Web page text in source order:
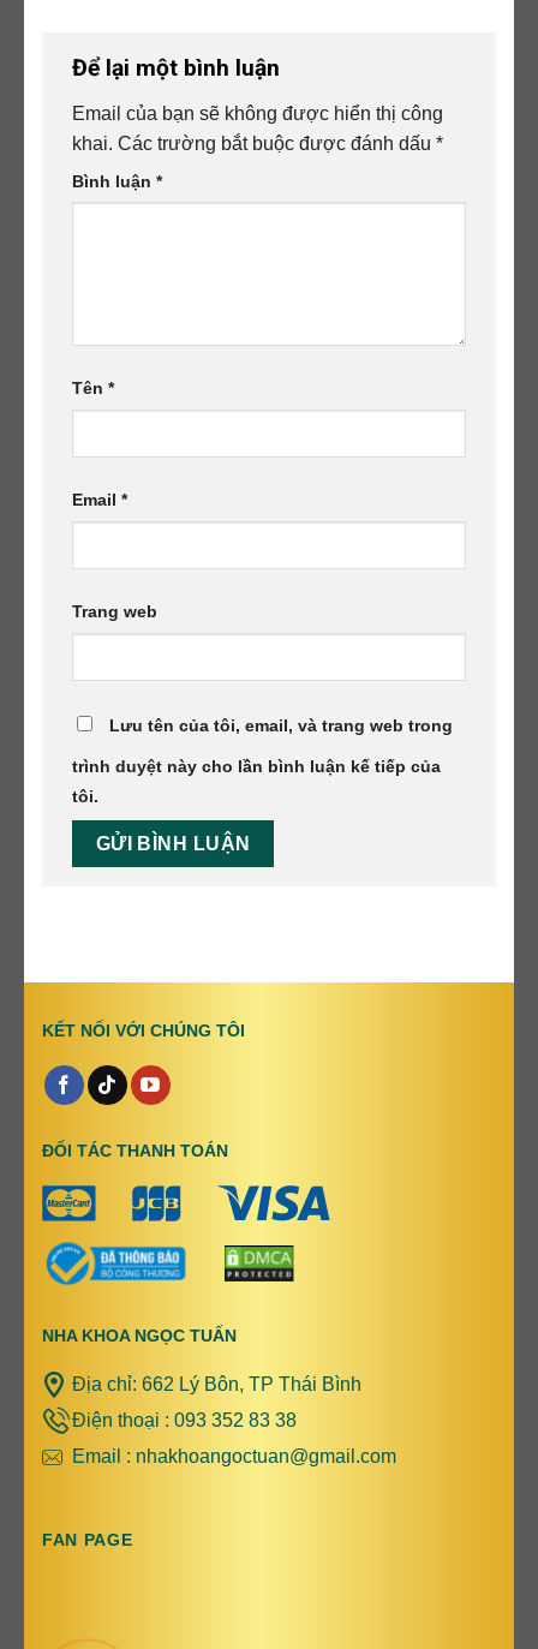
Để lại một bình luận
Email của bạn sẽ không được hiển thị công
khai. Các trường bắt buộc được đánh dấu *
Bình luận *
Tên *
Email *
Trang web
Lưu tên của tôi, email, và trang web trong
trình duyệt này cho lần bình luận kế tiếp của
tôi.
KẾT NỐI VỚI CHÚNG TÔI
ĐỐI TÁC THANH TOÁN
NHA KHOA NGỌC TUẤN
Địa chỉ: 662 Lý Bôn, TP Thái Bình
Điện thoại : 093 352 83 38
Email : nhakhoangoctuan@gmail.com
FAN PAGE